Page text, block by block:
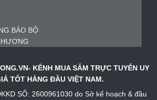
KÊNH MUA SẮM TRỰC TUYẾN UY
TỐT HÀNG ĐẦU VIỆT NAM.
SỐ: 2600961030 do Sở kế hoạch & đầu